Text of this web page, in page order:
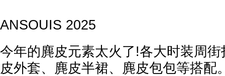
ANSOUIS 2025
今年的麂皮元素太火了!各大时装周
皮外套、麂皮半裙、麂皮包包等搭配